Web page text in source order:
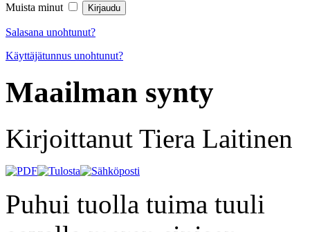
Muista minut
Salasana unohtunut?
Käyttäjätunnus unohtunut?
Maailman synty
Kirjoittanut Tiera Laitinen
Puhui tuolla tuima tuuli